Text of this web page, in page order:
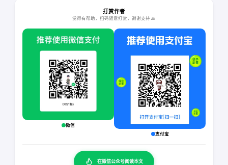
打赏作者
觉得有帮助，扫码随意打赏，谢谢支持 🙏
微信
支付宝
在微信公众号阅读本文